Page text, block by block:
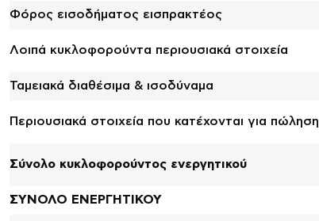
Φόρος εισοδήματος εισπρακτέος
Λοιπά κυκλοφορούντα περιουσιακά στοιχεία
Ταμειακά διαθέσιμα & ισοδύναμα
Περιουσιακά στοιχεία που κατέχονται για πώληση
Σύνολο κυκλοφορούντος ενεργητικού
ΣΥΝΟΛΟ ΕΝΕΡΓΗΤΙΚΟΥ